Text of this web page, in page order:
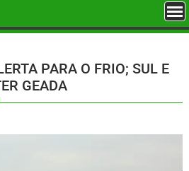
PARA O FRIO; SUL E
GEADA